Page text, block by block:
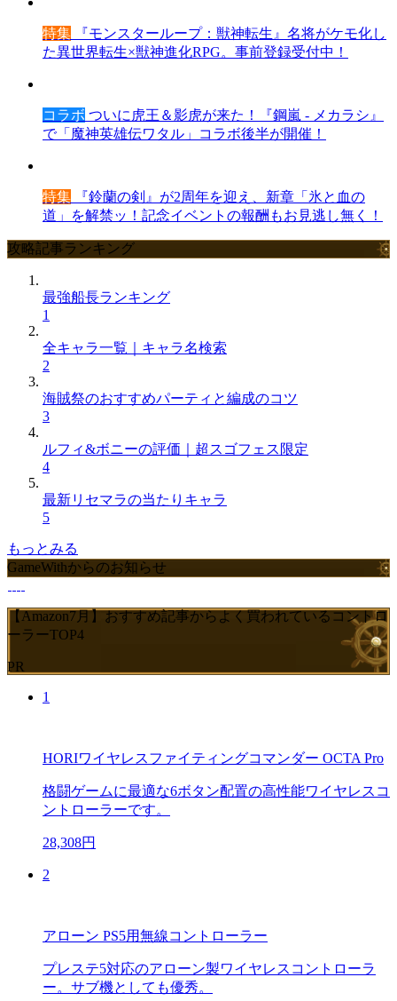
特集 『モンスターループ：獣神転生』名将がケモ化し
た異世界転生×獣神進化RPG。事前登録受付中！
コラボ ついに虎王＆影虎が来た！『鋼嵐 - メカラシ』
で「魔神英雄伝ワタル」コラボ後半が開催！
特集 『鈴蘭の剣』が2周年を迎え、新章「氷と血の
道」を解禁ッ！記念イベントの報酬もお見逃し無く！
攻略記事ランキング
最強船長ランキング
1
全キャラ一覧｜キャラ名検索
2
海賊祭のおすすめパーティと編成のコツ
3
ルフィ&ボニーの評価｜超スゴフェス限定
4
最新リセマラの当たりキャラ
5
もっとみる
GameWithからのお知らせ
【Amazon7月】おすすめ記事からよく買われているコントロ
ーラーTOP4
PR
1
HORIワイヤレスファイティングコマンダー OCTA Pro
格闘ゲームに最適な6ボタン配置の高性能ワイヤレスコ
ントローラーです。
28,308円
2
アローン PS5用無線コントローラー
プレステ5対応のアローン製ワイヤレスコントローラ
ー。サブ機としても優秀。